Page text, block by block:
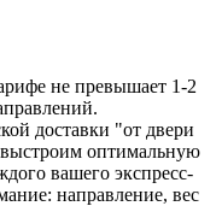
не превышает 1-2
доставки "от двери
оптимальную
вашего экспресс-
направление, вес